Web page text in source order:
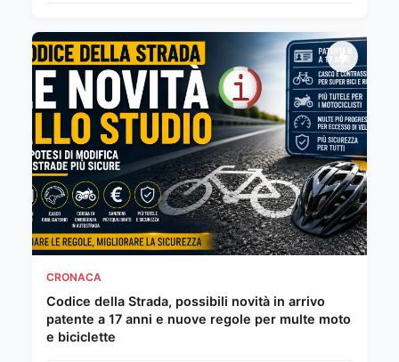
CRONACA
Codice della Strada, possibili novità in arrivo
patente a 17 anni e nuove regole per multe moto
e biciclette